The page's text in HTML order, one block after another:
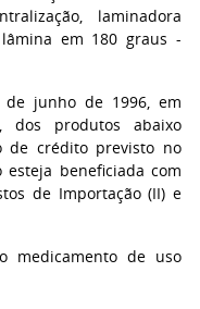
laminadora
em 180 graus -
de junho de 1996, em
dos produtos abaixo
de crédito previsto no
beneficiada com
de Importação (II) e
medicamento de uso